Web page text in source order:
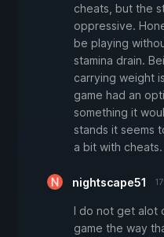
cheats, but the
oppressive.
be playing
stamina drain.
carrying weight
game had an
something it
stands it seems
a bit with cheats.
nightscape51
I do not get alot
game the way